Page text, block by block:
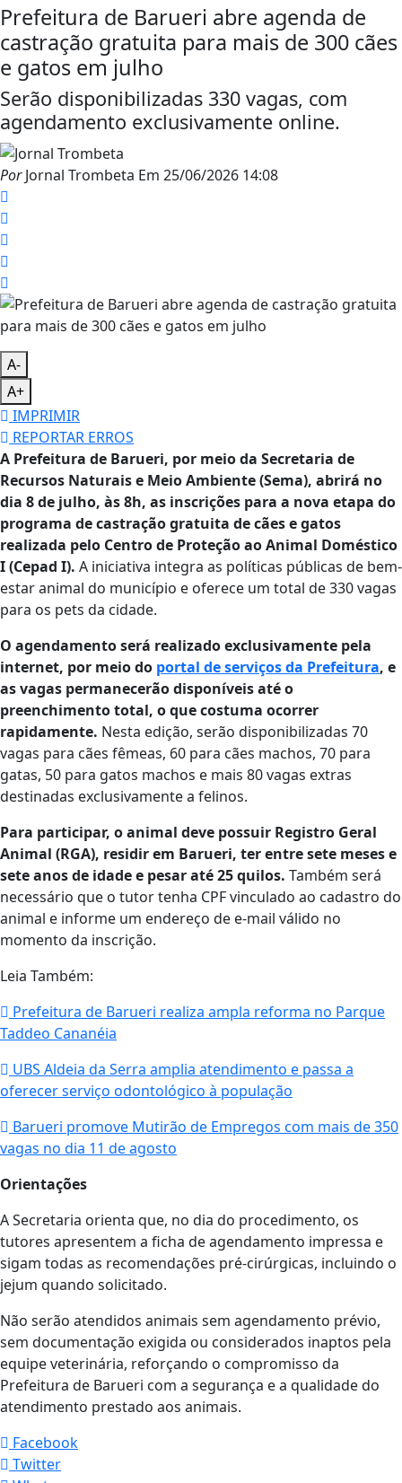
Prefeitura de Barueri abre agenda de
castração gratuita para mais de 300 cães
e gatos em julho
Serão disponibilizadas 330 vagas, com
agendamento exclusivamente online.
PorJornal Trombeta Em 25/06/2026 14:08
A-
A+
IMPRIMIR
REPORTAR ERROS
A Prefeitura de Barueri, por meio da Secretaria de
Recursos Naturais e Meio Ambiente (Sema), abrirá no
dia 8 de julho, às 8h, as inscrições para a nova etapa do
programa de castração gratuita de cães e gatos
realizada pelo Centro de Proteção ao Animal Doméstico
I (Cepad I). A iniciativa integra as políticas públicas de bem-
estar animal do município e oferece um total de 330 vagas
para os pets da cidade.
O agendamento será realizado exclusivamente pela
internet, por meio do portal de serviços da Prefeitura, e
as vagas permanecerão disponíveis até o
preenchimento total, o que costuma ocorrer
rapidamente. Nesta edição, serão disponibilizadas 70
vagas para cães fêmeas, 60 para cães machos, 70 para
gatas, 50 para gatos machos e mais 80 vagas extras
destinadas exclusivamente a felinos.
Para participar, o animal deve possuir Registro Geral
Animal (RGA), residir em Barueri, ter entre sete meses e
sete anos de idade e pesar até 25 quilos. Também será
necessário que o tutor tenha CPF vinculado ao cadastro do
animal e informe um endereço de e-mail válido no
momento da inscrição.
Leia Também:
Prefeitura de Barueri realiza ampla reforma no Parque
Taddeo Cananéia
UBS Aldeia da Serra amplia atendimento e passa a
oferecer serviço odontológico à população
Barueri promove Mutirão de Empregos com mais de 350
vagas no dia 11 de agosto
Orientações
A Secretaria orienta que, no dia do procedimento, os
tutores apresentem a ficha de agendamento impressa e
sigam todas as recomendações pré-cirúrgicas, incluindo o
jejum quando solicitado.
Não serão atendidos animais sem agendamento prévio,
sem documentação exigida ou considerados inaptos pela
equipe veterinária, reforçando o compromisso da
Prefeitura de Barueri com a segurança e a qualidade do
atendimento prestado aos animais.
Facebook
Twitter